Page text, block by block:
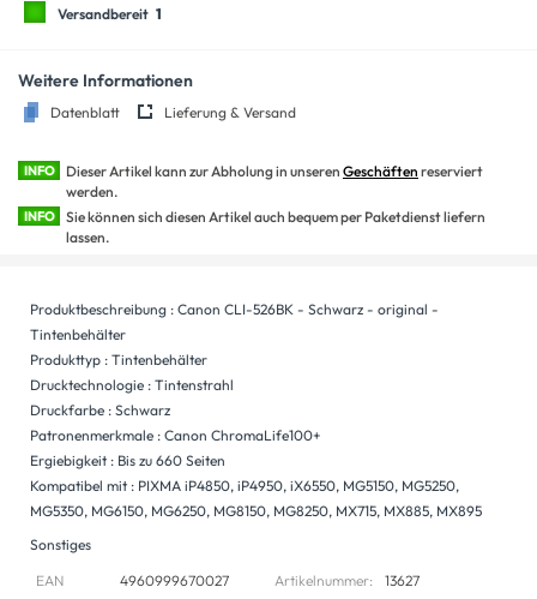
Weitere Informationen
Datenblatt Lieferung & Versand
INFO Dieser Artikel kann zur Abholung in unseren Geschäften reserviert
werden.
INFO
Sie können sich diesen Artikel auch bequem per Paketdienst liefern
lassen.
Versandbereit 1
Produktbeschreibung : Canon CLI-526BK - Schwarz - original -
Tintenbehälter
Produkttyp : Tintenbehälter
Drucktechnologie : Tintenstrahl
Druckfarbe : Schwarz
Patronenmerkmale : Canon ChromaLife100+
Ergiebigkeit : Bis zu 660 Seiten
Kompatibel mit : PIXMA iP4850, iP4950, iX6550, MG5150, MG5250,
MG5350, MG6150, MG6250, MG8150, MG8250, MX715, MX885, MX895
Sonstiges
EAN
4960999670027 Artikelnummer: 13627